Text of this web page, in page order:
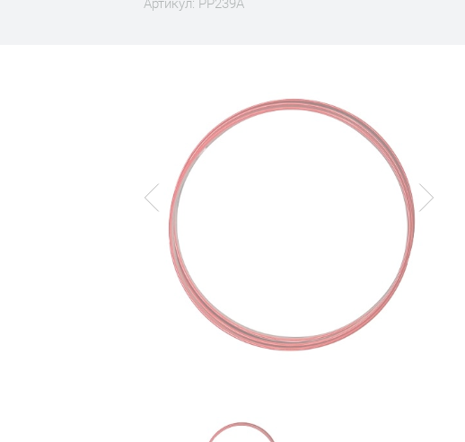
Артикул: PP239A